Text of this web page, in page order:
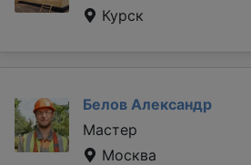
Курск
Белов Александр
Мастер
Москва